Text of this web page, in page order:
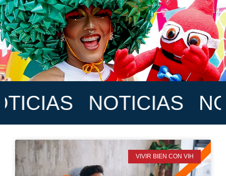
NOTICIAS
VIVIR BIEN CON VIH